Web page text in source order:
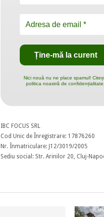
Nici nouă nu ne place spamul!
politica noastră de confidențialitate.
IBC FOCUS SRL
Cod Unic de Înregistrare: 17876260
Nr. Înmatriculare: J12/3019/2005
Sediu social: Str. Arinilor 20, Cluj-